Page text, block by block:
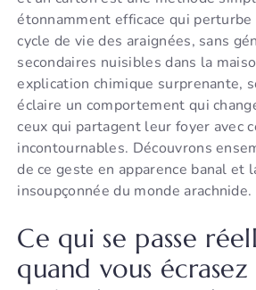
étonnamment efficace qui
cycle de vie des araignées, sans
secondaires nuisibles dans la
explication chimique surprenante,
éclaire un comportement qui
ceux qui partagent leur foyer avec
incontournables. Découvrons
de ce geste en apparence banal et
insoupçonnée du monde arachnide.
Ce qui se passe
quand vous écrasez